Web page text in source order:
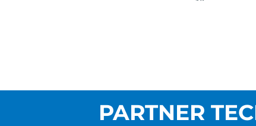
PARTNER